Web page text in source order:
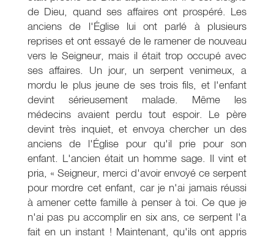
de Dieu, quand ses affaires ont prospéré. Les
anciens de l'Église lui ont parlé à plusieurs
reprises et ont essayé de le ramener de nouveau
vers le Seigneur, mais il était trop occupé avec
ses affaires. Un jour, un serpent venimeux, a
mordu le plus jeune de ses trois fils, et l'enfant
devint sérieusement malade. Même les
médecins avaient perdu tout espoir. Le père
devint très inquiet, et envoya chercher un des
anciens de l'Église pour qu'il prie pour son
enfant. L'ancien était un homme sage. Il vint et
pria, « Seigneur, merci d'avoir envoyé ce serpent
pour mordre cet enfant, car je n'ai jamais réussi
à amener cette famille à penser à toi. Ce que je
n'ai pas pu accomplir en six ans, ce serpent l'a
fait en un instant ! Maintenant, qu'ils ont appris